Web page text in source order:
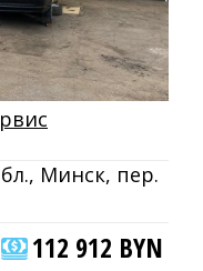
Минск, пер.
112 912 BYN